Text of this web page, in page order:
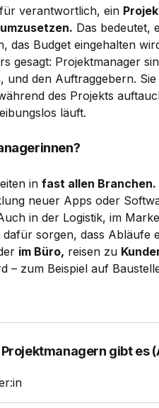
verantwortlich, ein
Das bedeutet,
das Budget eingehalten
gesagt: Projektmanager
und den Auftraggebern.
des Projekts
läuft.
in fast allen Branchen.
neuer Apps oder
in der Logistik, im
dafür sorgen, dass Abläufe
im Büro, reisen zu
– zum Beispiel auf
gibt es